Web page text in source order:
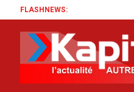
FLASHNEWS: